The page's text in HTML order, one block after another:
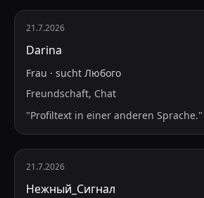
21.7.2026
Darina
Frau · sucht Любого
Freundschaft, Chat
"Profiltext in einer anderen Sprache."
21.7.2026
Нежный_Сигнал